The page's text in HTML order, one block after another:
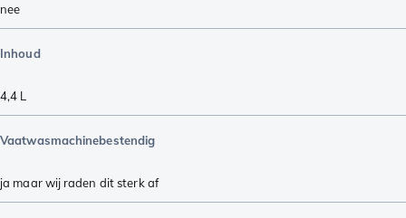
nee
Inhoud
4,4 L
Vaatwasmachinebestendig
ja maar wij raden dit sterk af